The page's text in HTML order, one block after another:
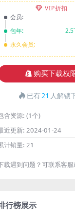
VIP折扣
会员:
包年:
2.5
永久会员:
购买下载权
已有21 人解锁
含资源: (1个)
近更新: 2024-01-24
计销量: 21
载遇到问题？可联系客
行榜展示